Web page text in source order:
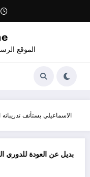
الموقع
الاسماعيلي يستأنف تدريباته
ولا بديل عن العودة